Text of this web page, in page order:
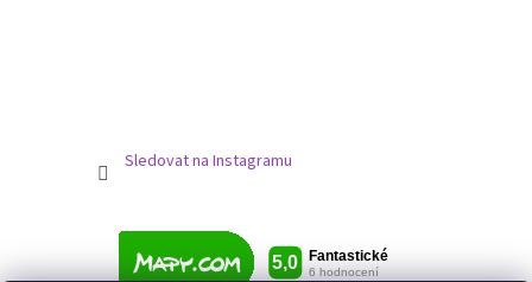
Sledovat na Instagramu